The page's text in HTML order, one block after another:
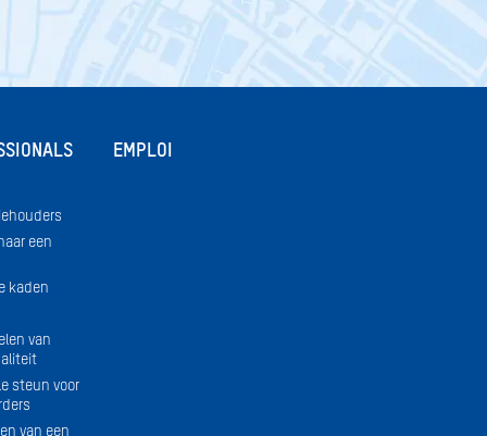
een
kaden
van
steun voor
van een
EMPLOI